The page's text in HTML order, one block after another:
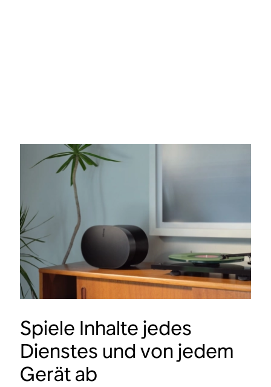
Spiele Inhalte jedes
Dienstes und von jedem
Gerät ab